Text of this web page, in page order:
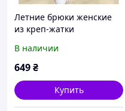
Летние брюки женские
из креп-жатки
В наличии
649₴
Купить